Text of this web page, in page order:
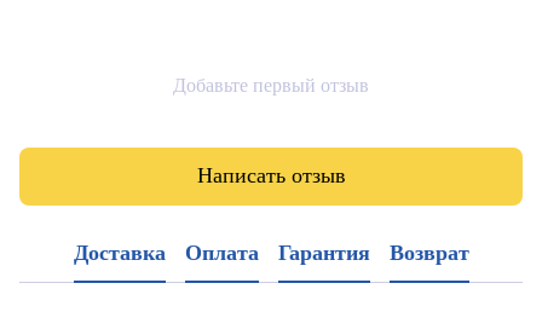
Добавьте первый отзыв
Написать отзыв
Доставка Оплата Гарантия Возврат